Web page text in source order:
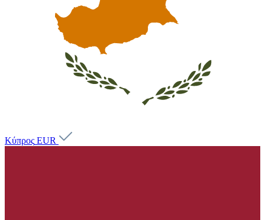
Κύπρος EUR